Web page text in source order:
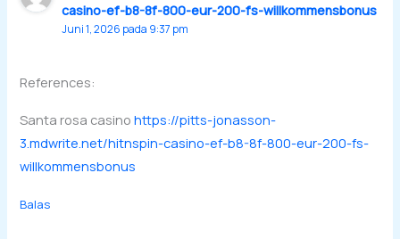
casino-ef-b8-8f-800-eur-200-fs-willkommensbonus
Juni 1, 2026 pada 9:37 pm
References:
Santa rosa casinohttps://pitts-jonasson-
3.mdwrite.net/hitnspin-casino-ef-b8-8f-800-eur-200-fs-
willkommensbonus
Balas